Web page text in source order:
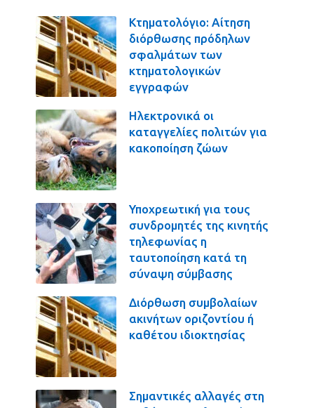
Κτηματολόγιο: Αίτηση
διόρθωσης πρόδηλων
σφαλμάτων των
κτηματολογικών
εγγραφών
Ηλεκτρονικά οι
καταγγελίες πολιτών για
κακοποίηση ζώων
Υποχρεωτική για τους
συνδρομητές της κινητής
τηλεφωνίας η
ταυτοποίηση κατά τη
σύναψη σύμβασης
Διόρθωση συμβολαίων
ακινήτων οριζοντίου ή
καθέτου ιδιοκτησίας
Σημαντικές αλλαγές στη